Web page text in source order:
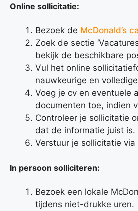
Online sollicitatie:
Bezoek de McDonald’s
Zoek de sectie
bekijk de beschikbare
Vul het online
nauwkeurige en
Voeg je cv en eventuele
documenten toe, indien
Controleer je sollicitatie
dat de informatie juist is.
Verstuur je sollicitatie
In persoon solliciteren:
Bezoek een lokale
tijdens niet-drukke uren.